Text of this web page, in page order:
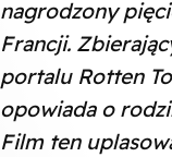
nagrodzony
Francji.
portalu Rotten
opowiada o
Film ten